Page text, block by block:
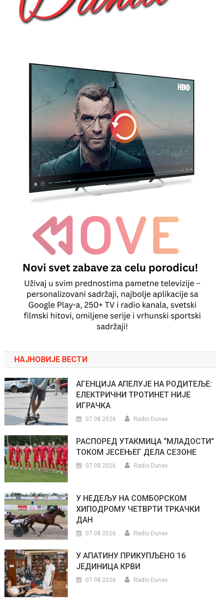
НАЈНОВИЈЕ ВЕСТИ
АГЕНЦИЈА АПЕЛУЈЕ НА РОДИТЕЉЕ:
ЕЛЕКТРИЧНИ ТРОТИНЕТ НИЈЕ
ИГРАЧКА
07.08.2026. Radio Dunav
РАСПОРЕД УТАКМИЦА “МЛАДОСТИ”
ТОКОМ ЈЕСЕЊЕГ ДЕЛА СЕЗОНЕ
07.08.2026. Radio Dunav
У НЕДЕЉУ НА СОМБОРСКОМ
ХИПОДРОМУ ЧЕТВРТИ ТРКАЧКИ
ДАН
07.08.2026. Radio Dunav
У АПАТИНУ ПРИКУПЉЕНО 16
ЈЕДИНИЦА КРВИ
07.08.2026. Radio Dunav